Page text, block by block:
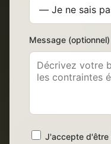
Message (optionnel)
J'accepte d'être